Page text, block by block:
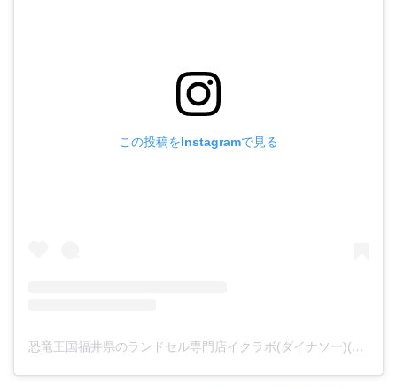
この投稿をInstagramで見る
恐竜王国福井県のランドセル専門店イクラボ(ダイナソー)(@ikulab88)がシェアした投稿